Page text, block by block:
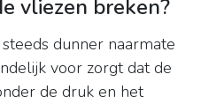
vliezen breken?
dunner naarmate
voor zorgt dat de
de druk en het